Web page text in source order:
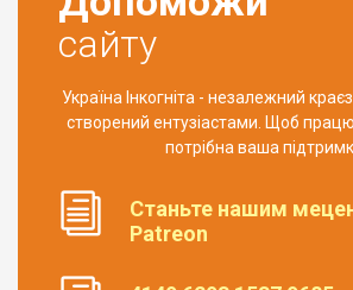
сайту
Україна Інкогніта - незалежний
створений ентузіастами. Щоб
потрібна ваша
Станьте нашим
Patreon